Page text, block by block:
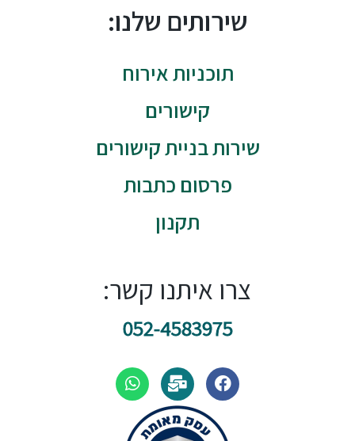
שירותים שלנו:
תוכניות אירוח
קישורים
שירות בניית קישורים
פרסום כתבות
תקנון
צרו איתנו קשר:
052-4583975